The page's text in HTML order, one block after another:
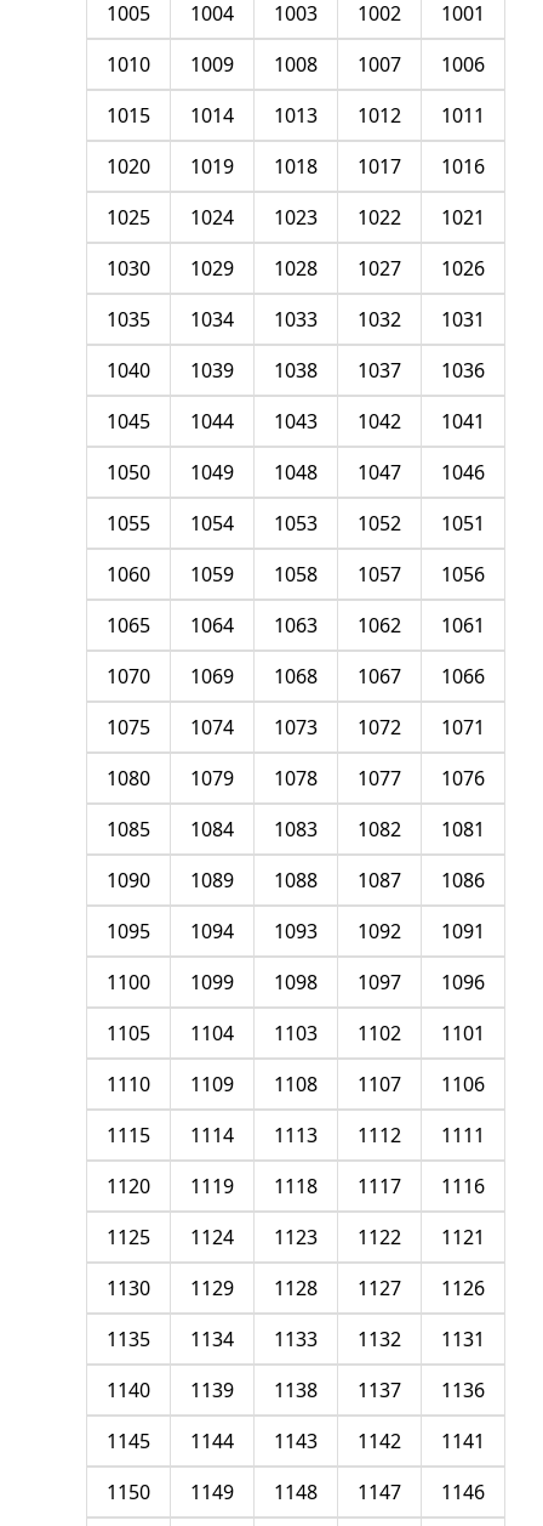
1001
1002
1003
1004
1005
1006
1007
1008
1009
1010
1011
1012
1013
1014
1015
1016
1017
1018
1019
1020
1021
1022
1023
1024
1025
1026
1027
1028
1029
1030
1031
1032
1033
1034
1035
1036
1037
1038
1039
1040
1041
1042
1043
1044
1045
1046
1047
1048
1049
1050
1051
1052
1053
1054
1055
1056
1057
1058
1059
1060
1061
1062
1063
1064
1065
1066
1067
1068
1069
1070
1071
1072
1073
1074
1075
1076
1077
1078
1079
1080
1081
1082
1083
1084
1085
1086
1087
1088
1089
1090
1091
1092
1093
1094
1095
1096
1097
1098
1099
1100
1101
1102
1103
1104
1105
1106
1107
1108
1109
1110
1111
1112
1113
1114
1115
1116
1117
1118
1119
1120
1121
1122
1123
1124
1125
1126
1127
1128
1129
1130
1131
1132
1133
1134
1135
1136
1137
1138
1139
1140
1141
1142
1143
1144
1145
1146
1147
1148
1149
1150